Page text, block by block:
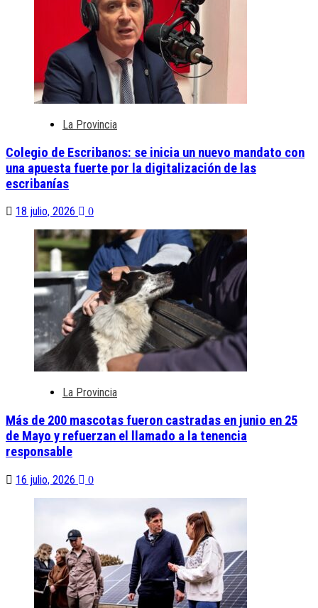
La Provincia
Colegio de Escribanos: se inicia un nuevo mandato con
una apuesta fuerte por la digitalización de las
escribanías
18 julio, 2026 0
La Provincia
Más de 200 mascotas fueron castradas en junio en 25
de Mayo y refuerzan el llamado a la tenencia
responsable
16 julio, 2026 0